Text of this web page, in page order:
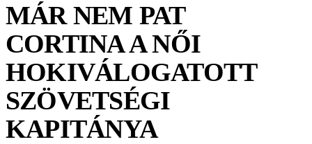
MÁR NEM PAT
CORTINA A NŐI
HOKIVÁLOGATOTT
SZÖVETSÉGI
KAPITÁNYA